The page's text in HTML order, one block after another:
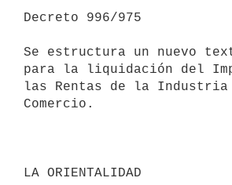
Decreto 996/975
Se estructura un nuevo
para la liquidación del
las Rentas de la Industria
Comercio.
LA ORIENTALIDAD